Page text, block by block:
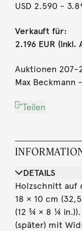
USD 2.590 -
Verkauft für:
2.196 EUR (inkl.
Auktionen 207-
Max Beckmann
Teilen
DETAILS
Holzschnitt auf
18 × 10 cm
(12 ¾ × 8 ¼
(später) mit